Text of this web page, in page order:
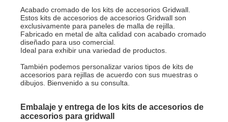
Acabado cromado de los kits de accesorios Gridwall.
Estos kits de accesorios de accesorios Gridwall son
exclusivamente para paneles de malla de rejilla.
Fabricado en metal de alta calidad con acabado cromado
diseñado para uso comercial.
Ideal para exhibir una variedad de productos.
También podemos personalizar varios tipos de kits de
accesorios para rejillas de acuerdo con sus muestras o
dibujos. Bienvenido a su consulta.
Embalaje y entrega de los kits de accesorios de
accesorios para gridwall